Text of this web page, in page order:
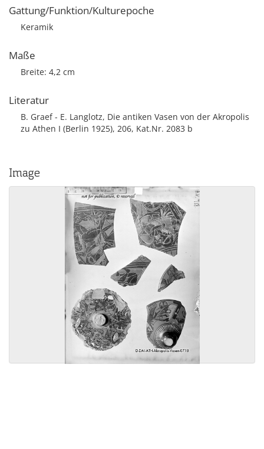
Gattung/Funktion/Kulturepoche
Keramik
Maße
Breite: 4,2 cm
Literatur
B. Graef - E. Langlotz, Die antiken Vasen von der Akropolis
zu Athen I (Berlin 1925), 206, Kat.Nr. 2083 b
Image